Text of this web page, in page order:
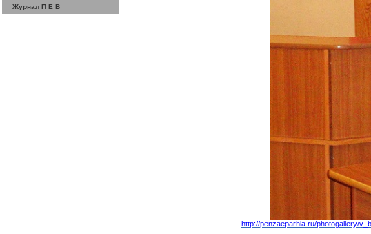
Журнал П Е В
http://penzaeparhia.ru/photogallery/